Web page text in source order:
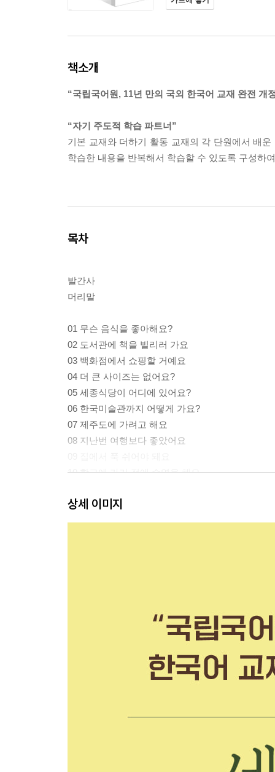
책소개
“국립국어원, 11년 만의 국외 한국어 교재 완전 개
“자기 주도적 학습 파트너”
기본 교재와 더하기 활동 교재의 각 단원에서 배
학습한 내용을 반복해서 학습할 수 있도록 구성하
목차
발간사
머리말
01 무슨 음식을 좋아해요?
02 도서관에 책을 빌리러 가요
03 백화점에서 쇼핑할 거예요
04 더 큰 사이즈는 없어요?
05 세종식당이 어디에 있어요?
06 한국미술관까지 어떻게 가요?
07 제주도에 가려고 해요
08 지난번 여행보다 좋았어요
10 학교에 가기 전에 수영을 해요
12 저는 지니 씨에게 펜을 선물할 거예요
상세 이미지